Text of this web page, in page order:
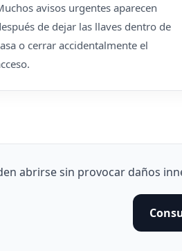
avisos urgentes aparecen
de dejar las llaves dentro de
o cerrar accidentalmente el
abrirse sin provocar daños